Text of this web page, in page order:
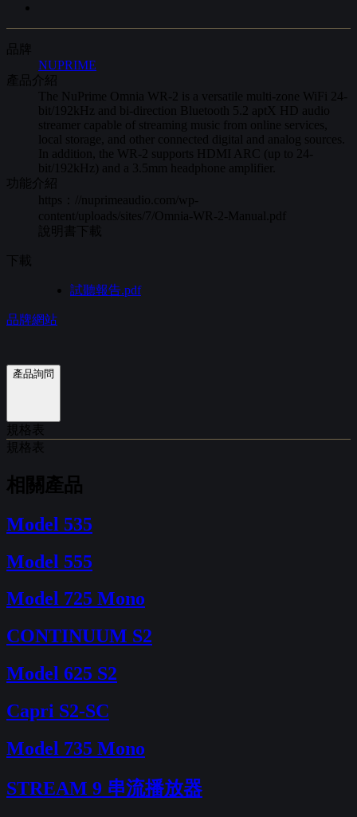
品牌
NUPRIME
產品介紹
The NuPrime Omnia WR-2 is a versatile multi-zone WiFi 24-
bit/192kHz and bi-direction Bluetooth 5.2 aptX HD audio
streamer capable of streaming music from online services,
local storage, and other connected digital and analog sources.
In addition, the WR-2 supports HDMI ARC (up to 24-
bit/192kHz) and a 3.5mm headphone amplifier.
功能介紹
https：
//nuprimeaudio.com/wp-
content/uploads/sites/7/Omnia-WR-2-Manual.pdf
說明書下載
下載
試聽報告.pdf
品牌網站
產品詢問
規格表
規格表
相關產品
Model 535
Model 555
Model 725 Mono
CONTINUUM S2
Model 625 S2
Capri S2-SC
Model 735 Mono
STREAM 9 串流播放器